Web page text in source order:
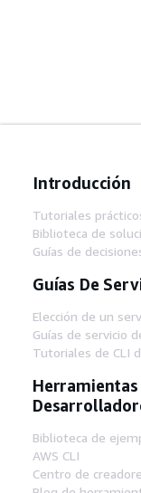
Introducción
Tutoriales
Biblioteca de
Guías de
Guías De
Elección de un
Guías de servicio
Tutoriales de CLI
Herramientas
Biblioteca de
AWS CLI
Centro de